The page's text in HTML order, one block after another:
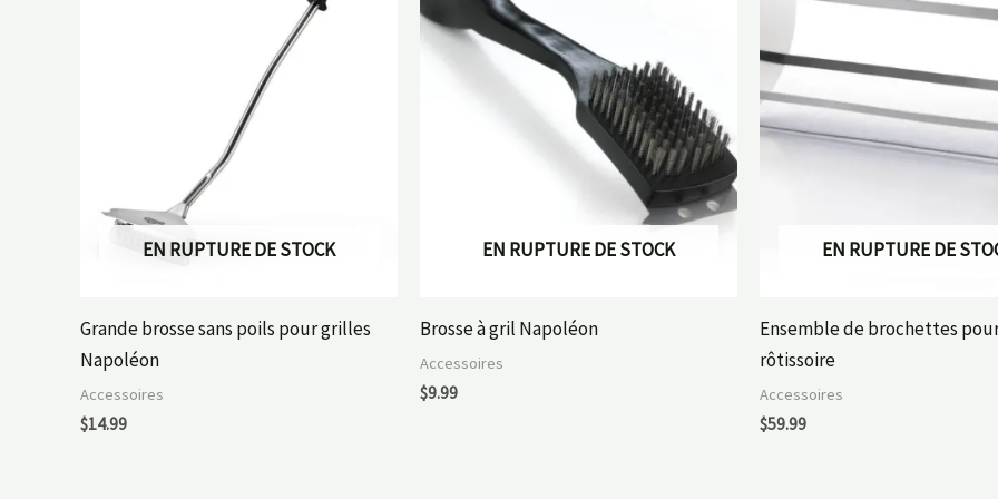
EN RUPTURE DE STOCK
Grande brosse sans poils pour grilles
Napoléon
Accessoires
$14.99
EN RUPTURE DE STOCK
Brosse à gril Napoléon
Accessoires
$9.99
EN RUPTURE DE
Ensemble de brochettes
rôtissoire
Accessoires
$59.99